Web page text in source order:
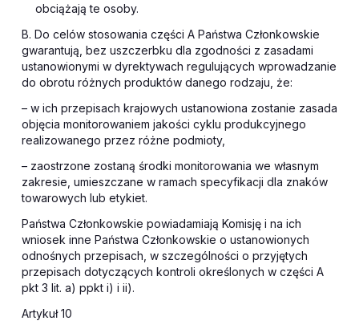
obciążają te osoby.
B. Do celów stosowania części A Państwa Członkowskie
gwarantują, bez uszczerbku dla zgodności z zasadami
ustanowionymi w dyrektywach regulujących wprowadzanie
do obrotu różnych produktów danego rodzaju, że:
– w ich przepisach krajowych ustanowiona zostanie zasada
objęcia monitorowaniem jakości cyklu produkcyjnego
realizowanego przez różne podmioty,
– zaostrzone zostaną środki monitorowania we własnym
zakresie, umieszczane w ramach specyfikacji dla znaków
towarowych lub etykiet.
Państwa Członkowskie powiadamiają Komisję i na ich
wniosek inne Państwa Członkowskie o ustanowionych
odnośnych przepisach, w szczególności o przyjętych
przepisach dotyczących kontroli określonych w części A
pkt 3 lit. a) ppkt i) i ii).
Artykuł 10